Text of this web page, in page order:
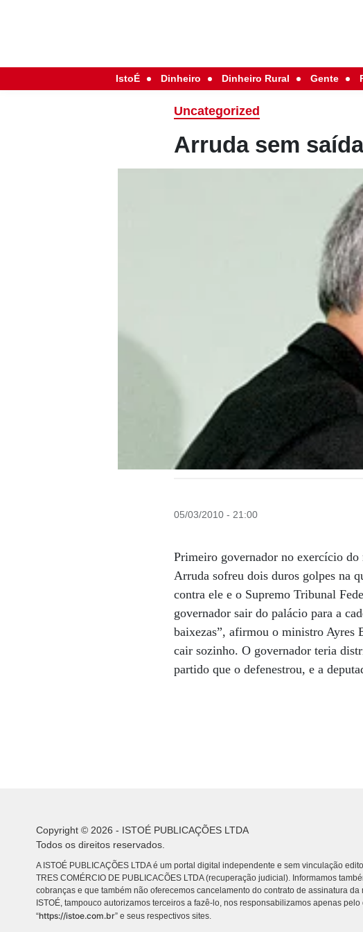
IstoÉ Dinheiro Dinheiro Rural Gente
Uncategorized
Arruda sem
05/03/2010 - 21:00
Primeiro governador no exercício do
Arruda sofreu dois duros golpes na
contra ele e o Supremo Tribunal
governador sair do palácio para a
baixezas”, afirmou o ministro Ayres
cair sozinho. O governador teria
partido que o defenestrou, e a
Copyright © 2026 - ISTOÉ PUBLICAÇÕES LTDA
Todos os direitos reservados.
A ISTOÉ PUBLICAÇÕES LTDA é um portal digital independente e sem vinculação
TRES COMÉRCIO DE PUBLICACÕES LTDA (recuperação judicial). Informamos
cobranças e que também não oferecemos cancelamento do contrato de assinatura da
ISTOÉ, tampouco autorizamos terceiros a fazê-lo, nos responsabilizamos apenas pelo
“https://istoe.com.br” e seus respectivos sites.